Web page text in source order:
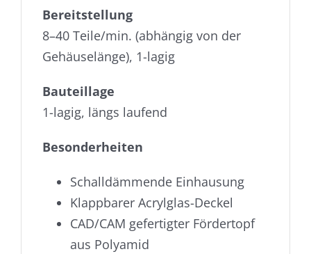
Bereitstellung
8–40 Teile/min. (abhängig von der
Gehäuselänge), 1-lagig
Bauteillage
1-lagig, längs laufend
Besonderheiten
Schalldämmende Einhausung
Klappbarer Acrylglas-Deckel
CAD/CAM gefertigter Fördertopf
aus Polyamid